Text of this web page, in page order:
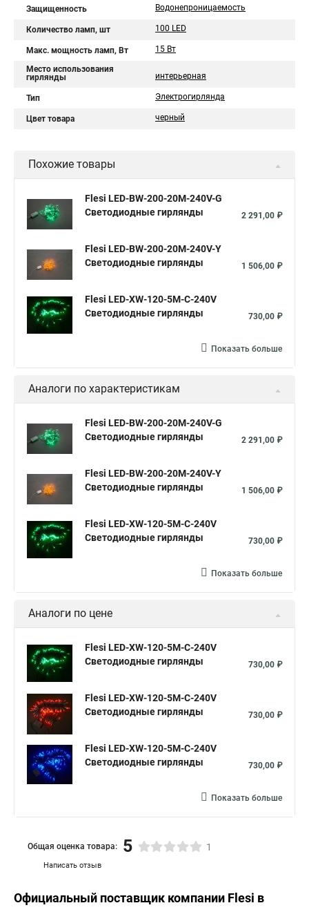
Защищенность Водонепроницаемость
Количество ламп, шт 100 LED
Макс. мощность ламп, Вт 15 Вт
Место использования
гирлянды
интерьерная
Тип Электрогирлянда
Цвет товара черный
Похожие товары
Flesi LED-BW-200-20M-240V-G
Светодиодные гирлянды
2 291,00 ₽
Flesi LED-BW-200-20M-240V-Y
Светодиодные гирлянды
1 506,00 ₽
Flesi LED-XW-120-5M-C-240V
Светодиодные гирлянды
730,00 ₽
Показать больше
Аналоги по характеристикам
Flesi LED-BW-200-20M-240V-G
Светодиодные гирлянды
2 291,00 ₽
Flesi LED-BW-200-20M-240V-Y
Светодиодные гирлянды
1 506,00 ₽
Flesi LED-XW-120-5M-C-240V
Светодиодные гирлянды
730,00 ₽
Показать больше
Аналоги по цене
Flesi LED-XW-120-5M-C-240V
Светодиодные гирлянды
730,00 ₽
Flesi LED-XW-120-5M-C-240V
Светодиодные гирлянды
730,00 ₽
Flesi LED-XW-120-5M-C-240V
Светодиодные гирлянды
730,00 ₽
Показать больше
Написать отзыв
Общая оценка товара: 5 1
Официальный поставщик компании Flesi в